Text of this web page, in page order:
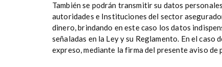
También se podrán transmitir su datos
autoridades e Instituciones del sector
dinero, brindando en este caso los datos
señaladas en la Ley y su Reglamento. En el
expreso, mediante la firma del presente aviso de